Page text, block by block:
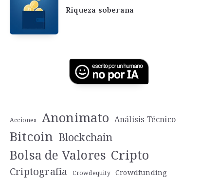
Riqueza soberana
Acciones Anonimato Análisis Técnico
Bitcoin Blockchain
Bolsa de Valores Cripto
Criptografía Crowdequity
Crowdfunding